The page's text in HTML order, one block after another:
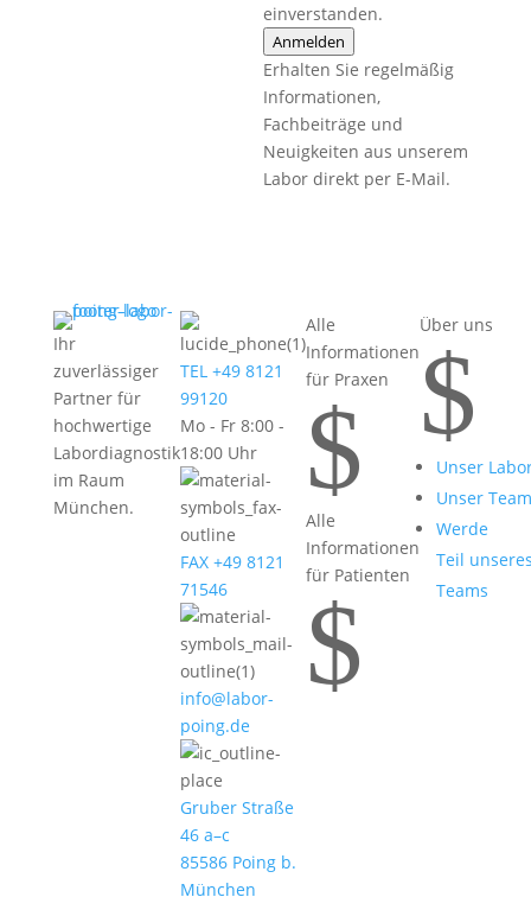
einverstanden.
Anmelden
Erhalten Sie regelmäßig
Informationen,
Fachbeiträge und
Neuigkeiten aus unserem
Labor direkt per E-Mail.
Ihr
zuverlässiger
Partner für
hochwertige
Labordiagnostik
im Raum
München.
TEL +49 8121
99120
Mo - Fr 8:00 -
18:00 Uhr
FAX +49 8121
71546
info@labor-
poing.de
Gruber Straße
46 a–c
85586 Poing b.
München
Alle
Informationen
für Praxen
$
Alle
Informationen
für Patienten
$
Über uns
$
Unser
Unser Team
Werde
Teil
Teams